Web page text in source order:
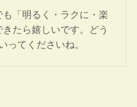
「明るく・ラクに・楽
たら嬉しいです。どう
ってくださいね。